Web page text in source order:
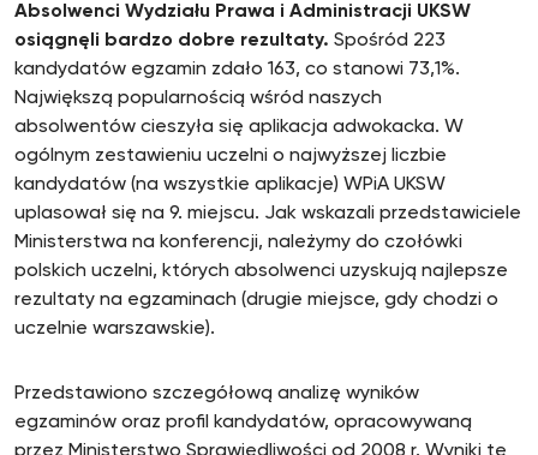
Absolwenci Wydziału Prawa i Administracji UKSW
osiągnęli bardzo dobre rezultaty. Spośród 223
kandydatów egzamin zdało 163, co stanowi 73,1%.
Największą popularnością wśród naszych
absolwentów cieszyła się aplikacja adwokacka. W
ogólnym zestawieniu uczelni o najwyższej liczbie
kandydatów (na wszystkie aplikacje) WPiA UKSW
uplasował się na 9. miejscu. Jak wskazali przedstawiciele
Ministerstwa na konferencji, należymy do czołówki
polskich uczelni, których absolwenci uzyskują najlepsze
rezultaty na egzaminach (drugie miejsce, gdy chodzi o
uczelnie warszawskie).
Przedstawiono szczegółową analizę wyników
egzaminów oraz profil kandydatów, opracowywaną